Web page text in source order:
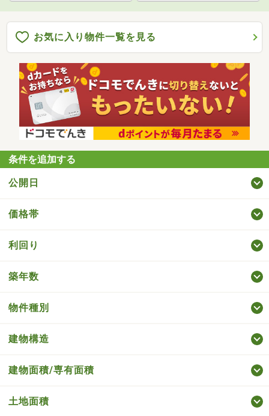
お気に入り物件一覧を見る
条件を追加する
公開日
価格帯
利回り
築年数
物件種別
建物構造
建物面積/専有面積
土地面積